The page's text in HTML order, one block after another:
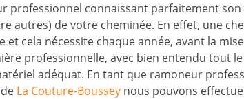
professionnel connaissant parfaitement
autres) de votre cheminée. En effet, une
cela nécessite chaque année, avant la
professionnelle, avec bien entendu tout
adéquat. En tant que ramoneur
La Couture-Boussey nous pouvons